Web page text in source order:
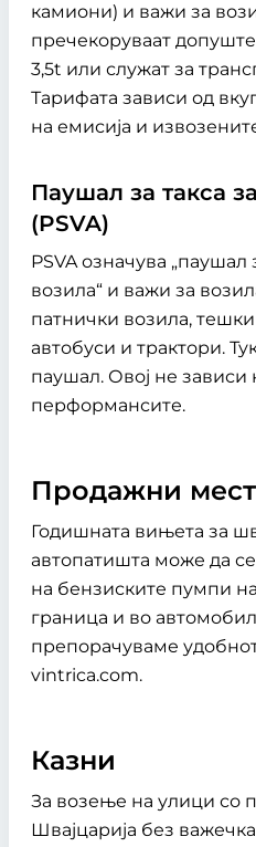
камиони) и важи за
пречекоруваат
3,5t или служат за
Тарифата зависи од
на емисија и
Паушал за такса
(PSVA)
PSVA означува „паушал
возила“ и важи за
патнички возила,
автобуси и трактори.
паушал. Овој не зависи
перформансите.
Продажни
Годишната вињета за
автопатишта може да
на бензиските пумпи
граница и во
препорачуваме
vintrica.com.
Казни
За возење на улици со
Швајцарија без